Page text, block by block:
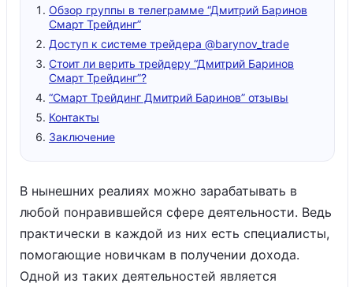
Обзор группы в телеграмме “Дмитрий Баринов
Смарт Трейдинг”
Доступ к системе трейдера @barynov_trade
Стоит ли верить трейдеру “Дмитрий Баринов
Смарт Трейдинг”?
“Смарт Трейдинг Дмитрий Баринов” отзывы
Контакты
Заключение
В нынешних реалиях можно зарабатывать в
любой понравившейся сфере деятельности. Ведь
практически в каждой из них есть специалисты,
помогающие новичкам в получении дохода.
Одной из таких деятельностей является